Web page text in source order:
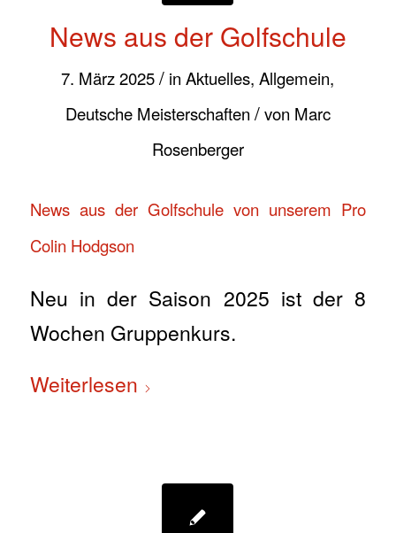
News aus der Golfschule
7. März 2025 / inAktuelles,Allgemein,
Deutsche Meisterschaften /von Marc
Rosenberger
News aus der Golfschule von unserem Pro
Colin Hodgson
Neu in der Saison 2025 ist der 8
Wochen Gruppenkurs.
Weiterlesen